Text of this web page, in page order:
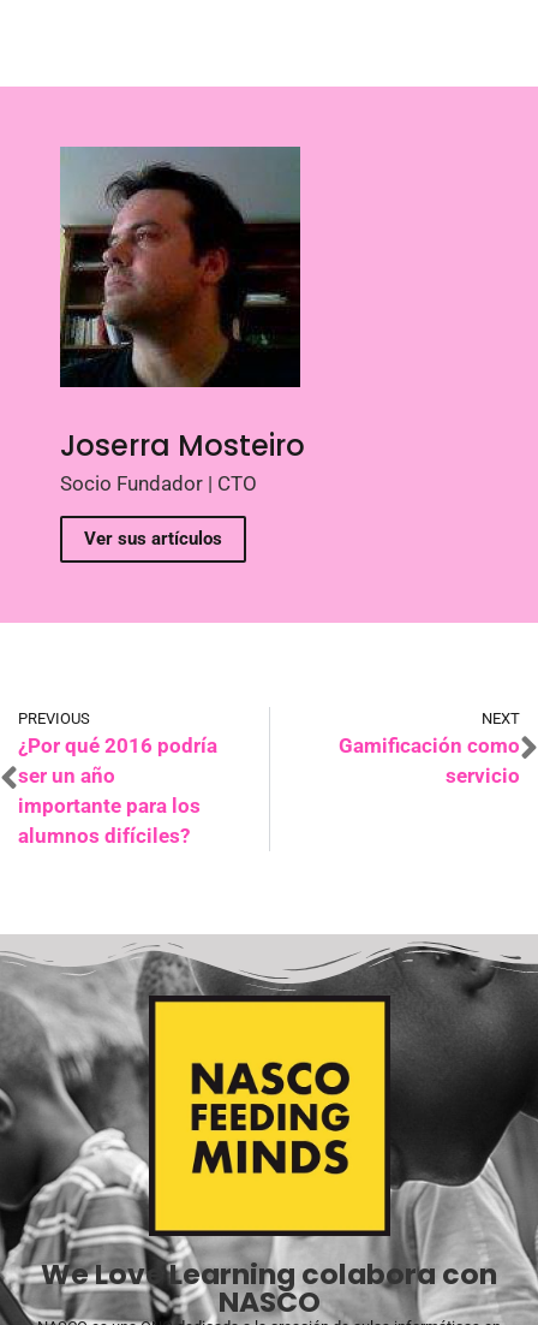
Joserra Mosteiro
Socio Fundador | CTO
Ver sus artículos
PREVIOUS
¿Por qué 2016 podría
ser un año
importante para los
alumnos difíciles?
NEXT
Gamificación como
servicio
We Love Learning colabora con
NASCO